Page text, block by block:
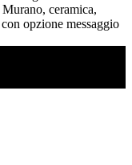
ceramica,
opzione messaggio